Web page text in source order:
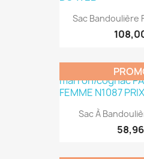
Sac Bandoulière
Sac À